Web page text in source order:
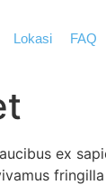
Lokasi FAQ
ex